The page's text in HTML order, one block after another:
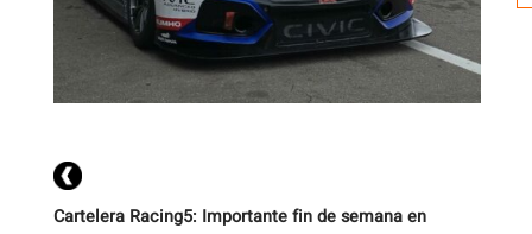
Cartelera Racing5: Importante fin de semana en